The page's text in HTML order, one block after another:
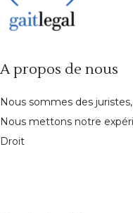
A propos de nous
Nous sommes des
Nous mettons notre
Droit